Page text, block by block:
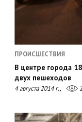
ПРОИСШЕСТВИЯ
В центре города
двух пешеходов
4 августа 2014 г.,